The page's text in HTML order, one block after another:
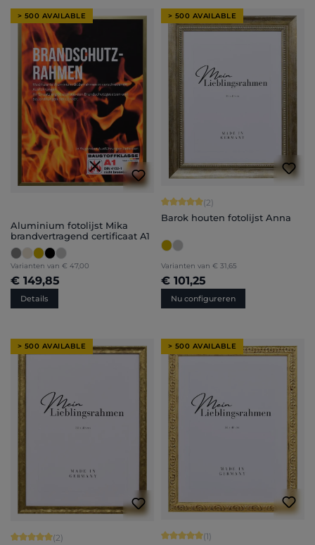
> 500 AVAILABLE
Aluminium fotolijst Mika
brandvertragend certificaat A1
Varianten van € 47,00
€ 149,85
Details
> 500 AVAILABLE
Gemiddelde waardering van 5 van 5
(2)
Barok houten fotolijst Anna
Varianten van € 31,65
€ 101,25
Nu configureren
> 500 AVAILABLE
Gemiddelde waardering van 5 van 5 sterren
(2)
> 500 AVAILABLE
Gemiddelde waardering van 5 van 5
(1)